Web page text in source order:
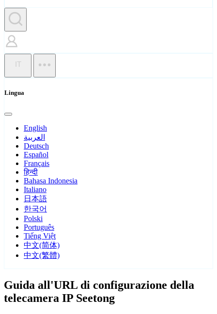
IT
Lingua
English
العربية
Deutsch
Español
Français
हिन्दी
Bahasa Indonesia
Italiano
日本語
한국어
Polski
Português
Tiếng Việt
中文(简体)
中文(繁體)
Guida all'URL di configurazione della
telecamera IP Seetong